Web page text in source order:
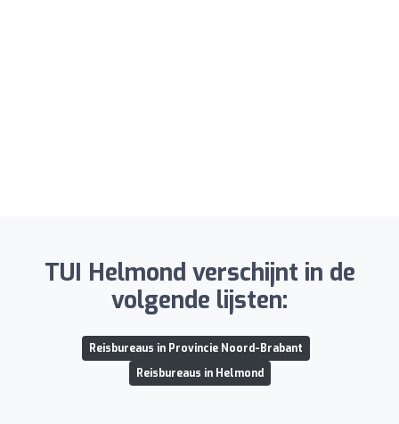
TUI Helmond verschijnt in de
volgende lijsten:
Reisbureaus in Provincie Noord-Brabant
Reisbureaus in Helmond